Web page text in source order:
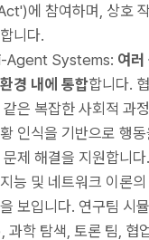
에 참여하며, 상호
니다.
Agent Systems: 여러
경 내에 통합합니다.
은 복잡한 사회적 과
인식을 기반으로 행
제 해결을 지원합니
능 및 네트워크 이론
보입니다. 연구팀 시
학 탐색, 토론 팀, 협